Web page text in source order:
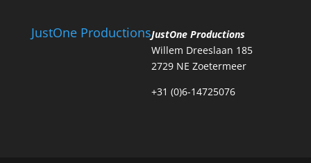
JustOne ProductionsJustOne Productions
Willem Dreeslaan 185
2729 NE Zoetermeer
+31 (0)6-14725076